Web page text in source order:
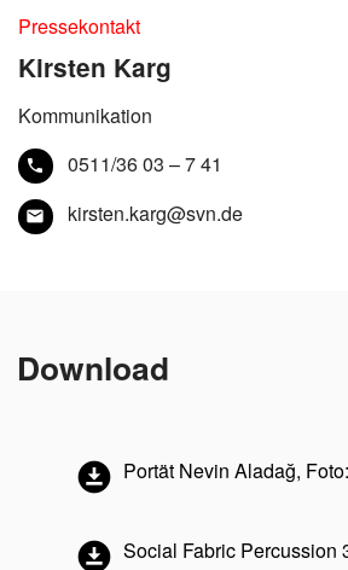
Pressekontakt
Kirsten Karg
Kommunikation
0511/36 03 – 7 41
kirsten.karg@svn.de
Download
Portät Nevin Aladağ,
Social Fabric Percussion